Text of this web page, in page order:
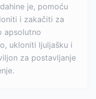
je, pomoću
i zakačiti za
apsolutno
ukloniti ljuljašku i
za postavljanje